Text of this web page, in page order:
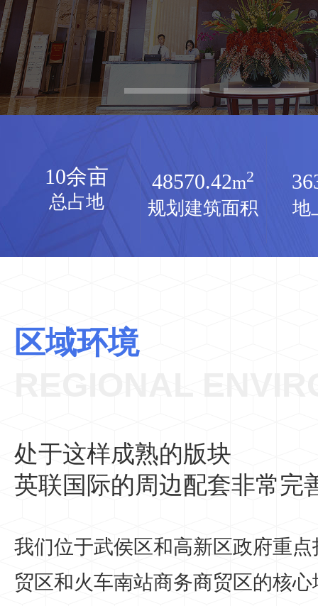
10余亩
总占地
48570.42m2
规划建筑面积 地
区域环境
处于这样成熟的版块
英联国际的周边配套非常完
我们位于武侯区和高新区政府重
贸区和火车南站商务商贸区的核